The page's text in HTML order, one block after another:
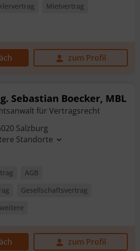
Mietvertrag
zum Profil
Sebastian Boecker, MBL
für Vertragsrecht
Salzburg
Standorte
AGB
Gesellschaftsvertrag
zum Profil